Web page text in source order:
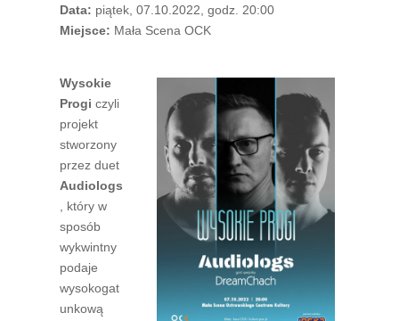
Data: piątek, 07.10.2022, godz. 20:00
Miejsce: Mała Scena OCK
Wysokie
Progi czyli
projekt
stworzony
przez duet
Audiologs
, który w
sposób
wykwintny
podaje
wysokogat
unkową